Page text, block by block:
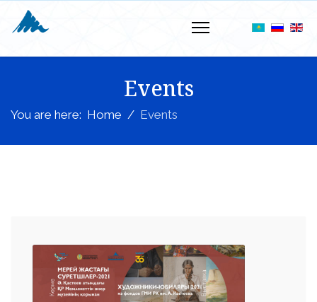
Events
You are here: Home Events